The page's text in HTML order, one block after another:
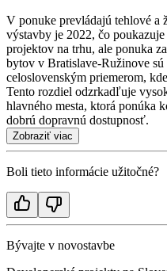
V ponuke prevládajú tehlové a
výstavby je 2022, čo
projektov na trhu, ale ponuka
bytov v Bratislave-Ružinove
celoslovenským priemerom,
Tento rozdiel odzrkadľuje
hlavného mesta, ktorá ponúka
dobrú dopravnú dostupnosť.
Zobraziť viac
Boli tieto informácie užitočné?
Bývajte v novostavbe